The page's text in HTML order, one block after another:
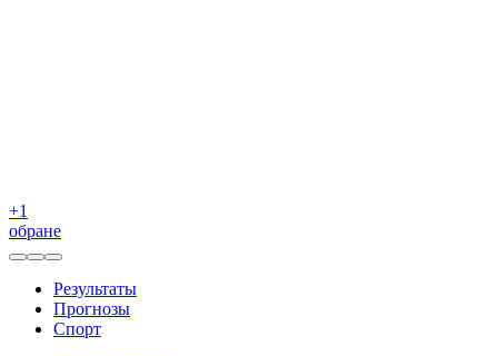
+1
обране
Результаты
Прогнозы
Спорт